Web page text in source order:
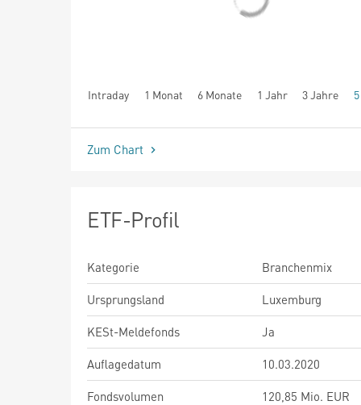
Intraday 1 Monat 6 Monate 1 Jahr 3 Jahre
seit Beginn
Zum Chart
ETF-Profil
Kategorie
Branchenmix
Ursprungsland
Luxemburg
KESt-Meldefonds
Ja
Auflagedatum
10.03.2020
Fondsvolumen
120,85 Mio. EUR